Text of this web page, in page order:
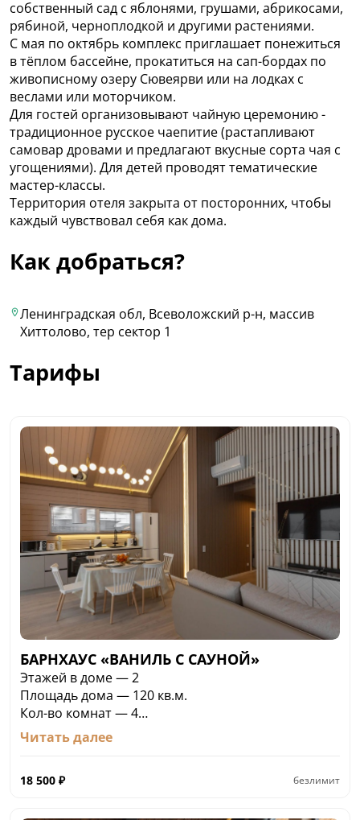
собственный сад с яблонями, грушами, абрикосами,
рябиной, черноплодкой и другими растениями.
С мая по октябрь комплекс приглашает понежиться
в тёплом бассейне, прокатиться на сап-бордах по
живописному озеру Сювеярви или на лодках с
веслами или моторчиком.
Для гостей организовывают чайную церемонию -
традиционное русское чаепитие (растапливают
самовар дровами и предлагают вкусные сорта чая с
угощениями). Для детей проводят тематические
мастер-классы.
Территория отеля закрыта от посторонних, чтобы
каждый чувствовал себя как дома.
Как добраться?
Ленинградская обл, Всеволожский р-н, массив
Хиттолово, тер сектор 1
Тарифы
БАРНХАУС «ВАНИЛЬ С САУНОЙ»
Этажей в доме — 2
Площадь дома — 120 кв.м.
Кол-во комнат — 4
Кол-во спален — 3 (2 спальни и мансарда)
Кол-во спальных мест — 6 (кровать двуспальная 2
Яркий, просторный и уютный Скандинавский
Читать далее
18 500 ₽ безлимит